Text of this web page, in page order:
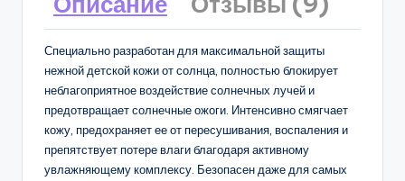
Специально разработан для максимальной защиты
нежной детской кожи от солнца, полностью блокирует
неблагоприятное воздействие солнечных лучей и
предотвращает солнечные ожоги. Интенсивно смягчает
кожу, предохраняет ее от пересушивания, воспаления и
препятствует потере влаги благодаря активному
увлажняющему комплексу. Безопасен даже для самых